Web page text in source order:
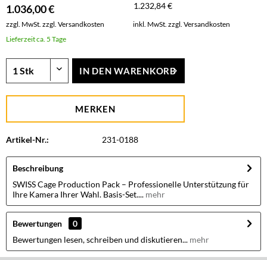
1.036,00 € 1.232,84 €
zzgl. MwSt. zzgl. Versandkosten inkl. MwSt. zzgl. Versandkosten
Lieferzeit ca. 5 Tage
IN DEN WARENKORB
MERKEN
Artikel-Nr.: 231-0188
Beschreibung
SWISS Cage Production Pack – Professionelle Unterstützung für
Ihre Kamera Ihrer Wahl. Basis-Set.... mehr
Bewertungen
0
Bewertungen lesen, schreiben und diskutieren... mehr